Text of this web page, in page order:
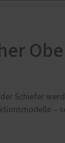
Schiefer